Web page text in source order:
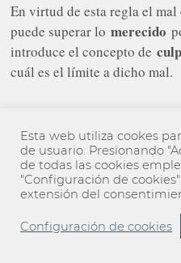
En virtud de esta regla el
puede superar lomerecido
introduce el concepto de
cuál es el límite a dicho mal.
El principio de
mínima o
Partiendo de esta base, la
Esta web utiliza cookes
de usuario. Presionando
de todas las cookies
"Configuración de
extensión del
Configuración de cookies